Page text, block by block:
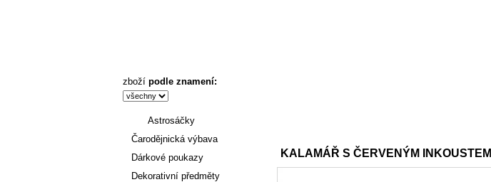
zboží podle znamení:
KALAMÁŘ S ČERVENÝM INKOUSTEM
Astrosáčky
Čarodějnická výbava
Dárkové poukazy
Dekorativní předměty